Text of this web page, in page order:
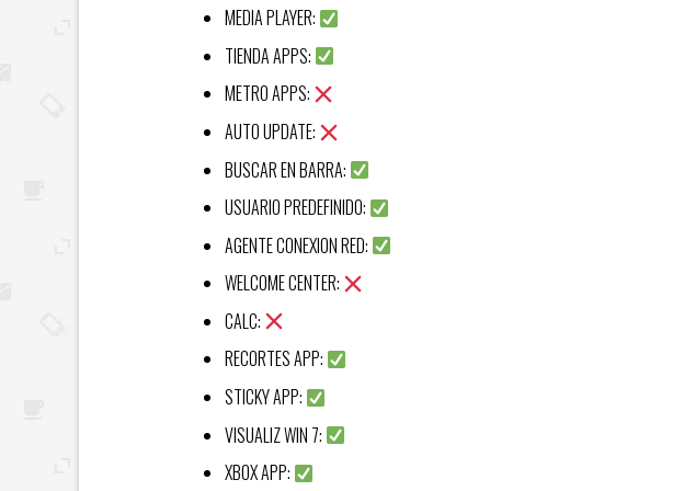
MEDIA PLAYER:
TIENDA APPS:
METRO APPS:
AUTO UPDATE:
BUSCAR EN BARRA:
USUARIO PREDEFINIDO:
AGENTE CONEXION RED:
WELCOME CENTER:
CALC:
RECORTES APP:
STICKY APP:
VISUALIZ WIN 7:
XBOX APP: